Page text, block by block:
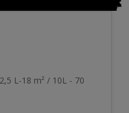
L-18 m² / 10L - 70